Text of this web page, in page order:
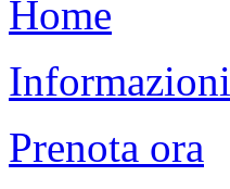
Home
Informazioni
Prenota ora